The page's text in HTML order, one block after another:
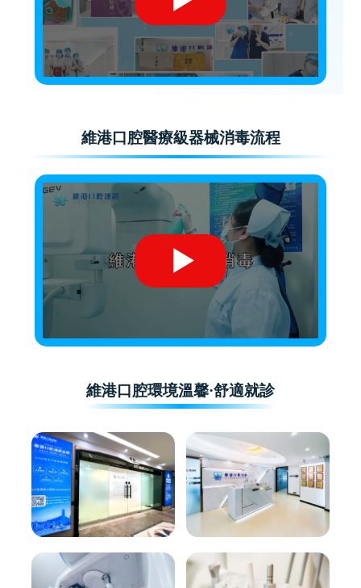
維港口腔醫療級器械消毒流程
維港口腔環境溫馨·舒適就診